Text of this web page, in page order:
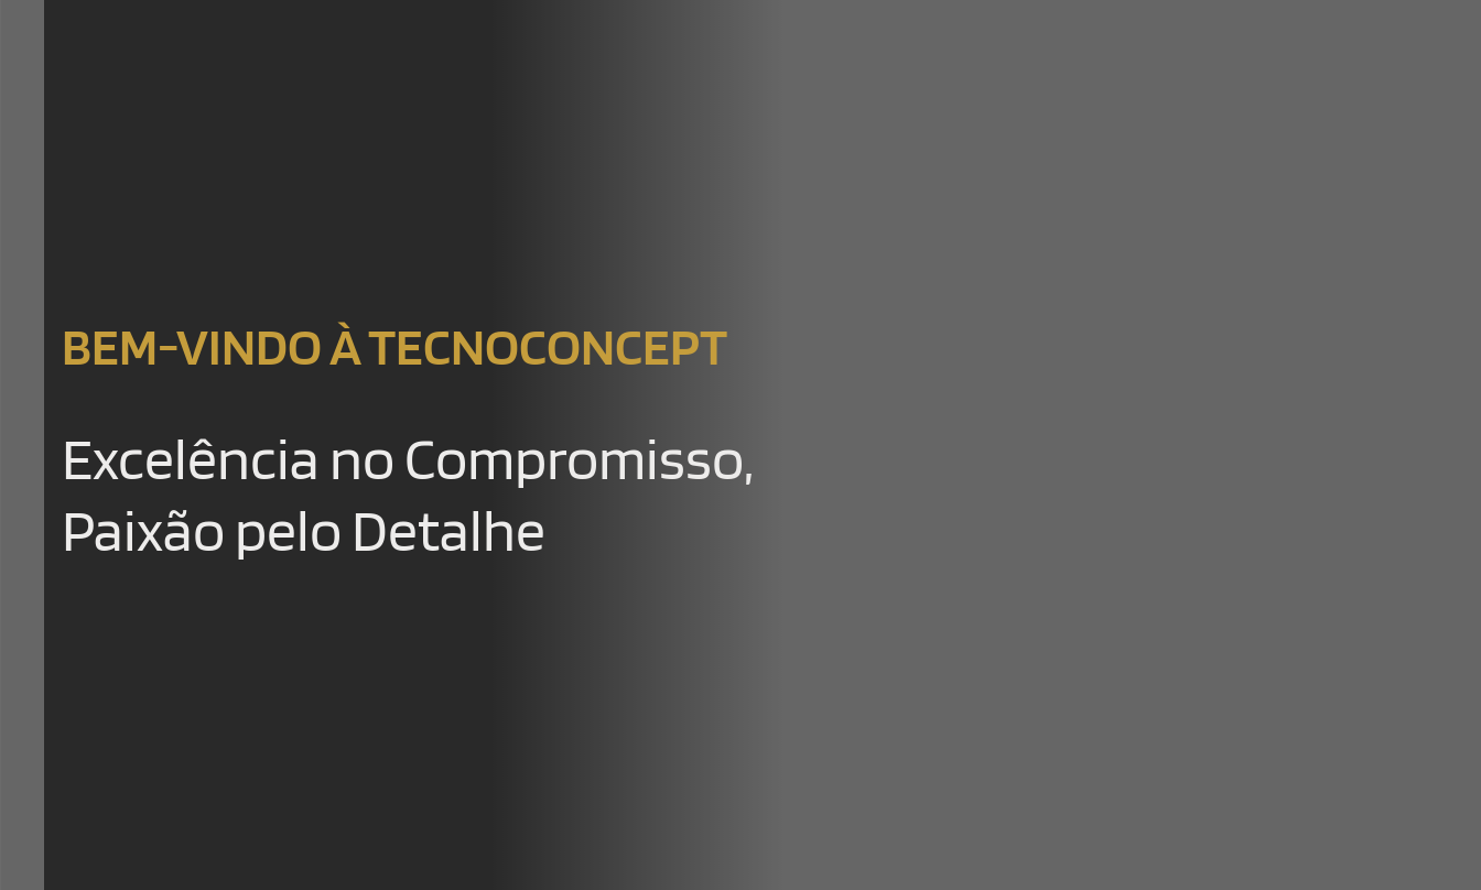
BEM-VINDO À TECNOCONCEPT
Excelência no Compromisso,
Paixão pelo Detalhe